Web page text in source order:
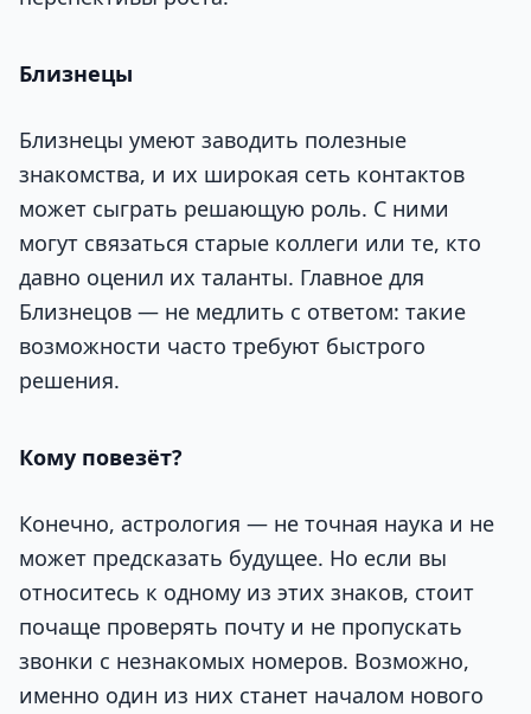
Близнецы
Близнецы умеют заводить полезные
знакомства, и их широкая сеть контактов
может сыграть решающую роль. С ними
могут связаться старые коллеги или те, кто
давно оценил их таланты. Главное для
Близнецов — не медлить с ответом: такие
возможности часто требуют быстрого
решения.
Кому повезёт?
Конечно, астрология — не точная наука и не
может предсказать будущее. Но если вы
относитесь к одному из этих знаков, стоит
почаще проверять почту и не пропускать
звонки с незнакомых номеров. Возможно,
именно один из них станет началом нового